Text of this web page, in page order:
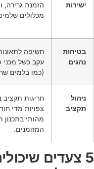
ישירות
הזמנת גרירה,
מכלולים
בטיחות
נהגים
חשיפה
עקב כשל מכני
(כמו בלמים
ניהול
תקציב
חריגות תקציב
צפויות מדי
מהותי בתכנון
המזומנים.
5 צעדים